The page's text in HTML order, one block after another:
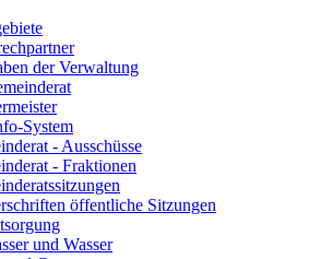
der Verwaltung
System
- Ausschüsse
- Fraktionen
öffentliche Sitzungen
und Wasser